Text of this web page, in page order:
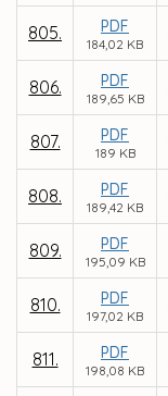
805. PDF
184,02 KB
806. PDF
189,65 KB
807. PDF
189 KB
808. PDF
189,42 KB
809. PDF
195,09 KB
810. PDF
197,02 KB
811. PDF
198,08 KB